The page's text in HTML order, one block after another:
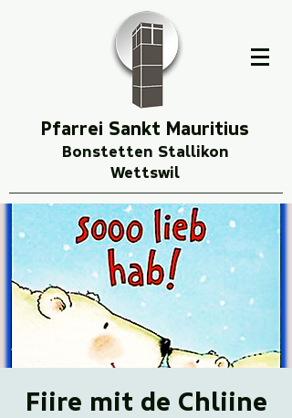
Pfarrei Sankt Mauritius
Bonstetten Stallikon
Wettswil
Fiire mit de Chliine